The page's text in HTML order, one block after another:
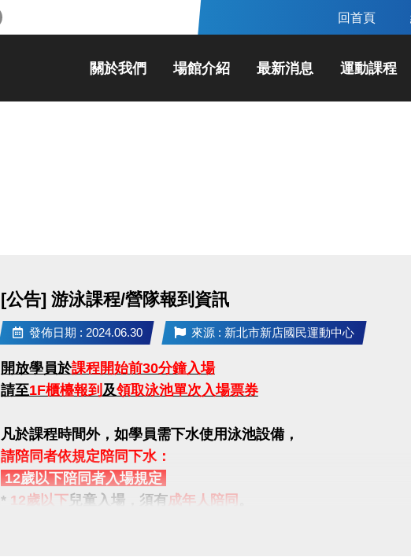
回首頁
關於我們 場館介紹 最新消息 運動課程
[公告] 游泳課程/營隊報到資訊
發佈日期 : 2024.06.30 來源 : 新北市新店國民運動中心
開放學員於課程開始前30分鐘入場
請至1F櫃檯報到 及領取泳池單次入場票券
凡於課程時間外，如學員需下水使用泳池設備，
請陪同者依規定陪同下水：
12歲以下陪同者入場規定
* 12歲以下兒童入場，須有成年人陪同